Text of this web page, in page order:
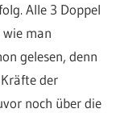
Alle 3 Doppel
wie man
gelesen, denn
der
noch über die